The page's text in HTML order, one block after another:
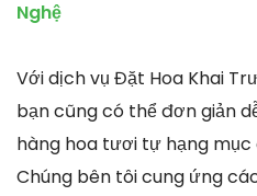
Nghệ
Với dịch vụ Đặt Hoa Khai
bạn cũng có thể đơn giản
hàng hoa tươi tự hạng mục
Chúng bên tôi cung ứng